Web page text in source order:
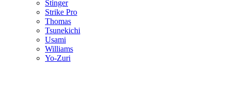
Stinger
Strike Pro
Thomas
Tsunekichi
Usami
Williams
Yo-Zuri